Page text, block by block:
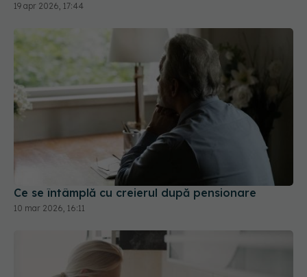
19 apr 2026, 17:44
Ce se întâmplă cu creierul după pensionare
10 mar 2026, 16:11